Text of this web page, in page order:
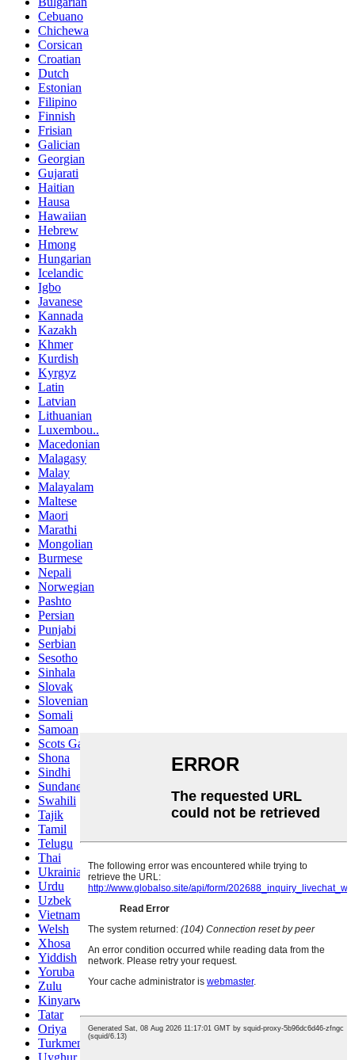
Cebuano
Chichewa
Corsican
Croatian
Dutch
Estonian
Filipino
Finnish
Frisian
Galician
Georgian
Gujarati
Haitian
Hausa
Hawaiian
Hebrew
Hmong
Hungarian
Icelandic
Igbo
Javanese
Kannada
Kazakh
Khmer
Kurdish
Kyrgyz
Latin
Latvian
Lithuanian
Luxembou..
Macedonian
Malagasy
Malay
Malayalam
Maltese
Maori
Marathi
Mongolian
Burmese
Nepali
Norwegian
Pashto
Persian
Punjabi
Serbian
Sesotho
Sinhala
Slovak
Slovenian
Somali
Samoan
Scots Gaelic
Shona
Sindhi
Sundanese
Swahili
Tajik
Tamil
Telugu
Thai
Ukrainian
Urdu
Uzbek
Vietnamese
Welsh
Xhosa
Yiddish
Yoruba
Zulu
Kinyarwanda
Tatar
Oriya
Turkmen
Uyghur